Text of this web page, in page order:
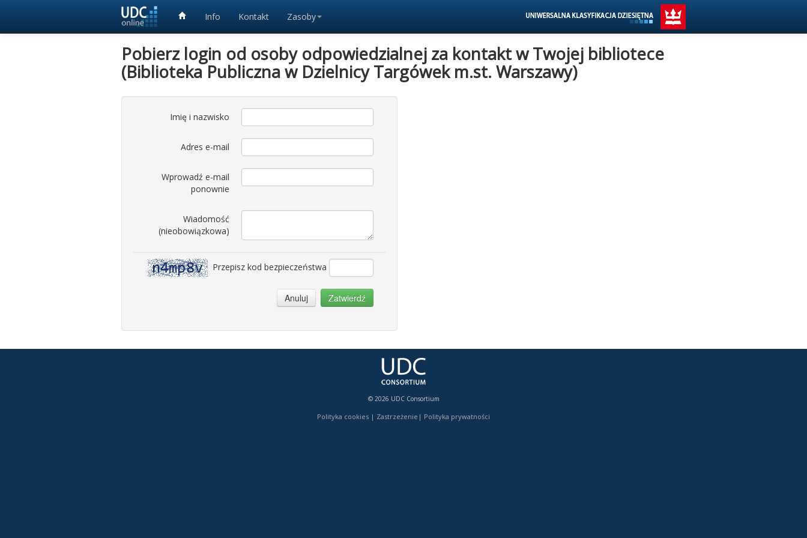
Info Kontakt Zasoby
Pobierz login od osoby odpowiedzialnej za kontakt w Twojej bibliotece
(Biblioteka Publiczna w Dzielnicy Targówek m.st. Warszawy)
Imię i nazwisko
Adres e-mail
Wprowadź e-mail
ponownie
Wiadomość
(nieobowiązkowa)
Przepisz kod bezpieczeństwa
Anuluj Zatwierdź
© 2026 UDC Consortium
Polityka cookies | Zastrzeżenie | Polityka prywatności